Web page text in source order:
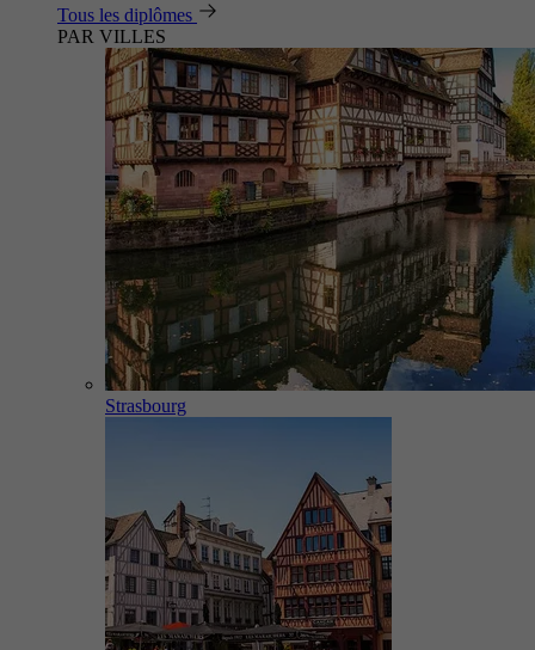
Tous les diplômes
PAR VILLES
Strasbourg